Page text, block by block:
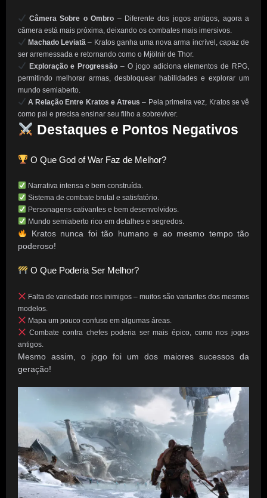
Câmera Sobre o Ombro – Diferente dos jogos antigos, agora a
câmera está mais próxima, deixando os combates mais imersivos.
Machado Leviatã – Kratos ganha uma nova arma incrível, capaz de
ser arremessada e retornando como o Mjölnir de Thor.
Exploração e Progressão – O jogo adiciona elementos de RPG,
permitindo melhorar armas, desbloquear habilidades e explorar um
mundo semiaberto.
A Relação Entre Kratos e Atreus – Pela primeira vez, Kratos se vê
como pai e precisa ensinar seu filho a sobreviver.
Destaques e Pontos Negativos
O Que God of War Faz de Melhor?
Narrativa intensa e bem construída.
Sistema de combate brutal e satisfatório.
Personagens cativantes e bem desenvolvidos.
Mundo semiaberto rico em detalhes e segredos.
Kratos nunca foi tão humano e ao mesmo tempo tão
poderoso!
O Que Poderia Ser Melhor?
Falta de variedade nos inimigos – muitos são variantes dos mesmos
modelos.
Mapa um pouco confuso em algumas áreas.
Combate contra chefes poderia ser mais épico, como nos jogos
antigos.
Mesmo assim, o jogo foi um dos maiores sucessos da
geração!